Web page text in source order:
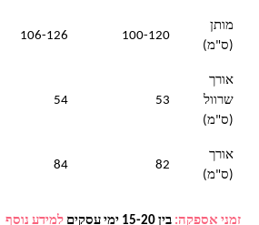
מותן
(ס"מ)
100-120
106-126
אורך
שרוול
(ס"מ)
53
54
אורך
(ס"מ)
82
84
זמני אספקה: בין 15-20 ימי עסקים
למידע נוסף